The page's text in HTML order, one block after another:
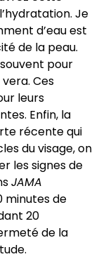
Je
d’eau est
de la peau.
pour
Ces
leurs
Enfin, la
récente qui
du visage, on
les signes de
JAMA
minutes de
20
de la
.